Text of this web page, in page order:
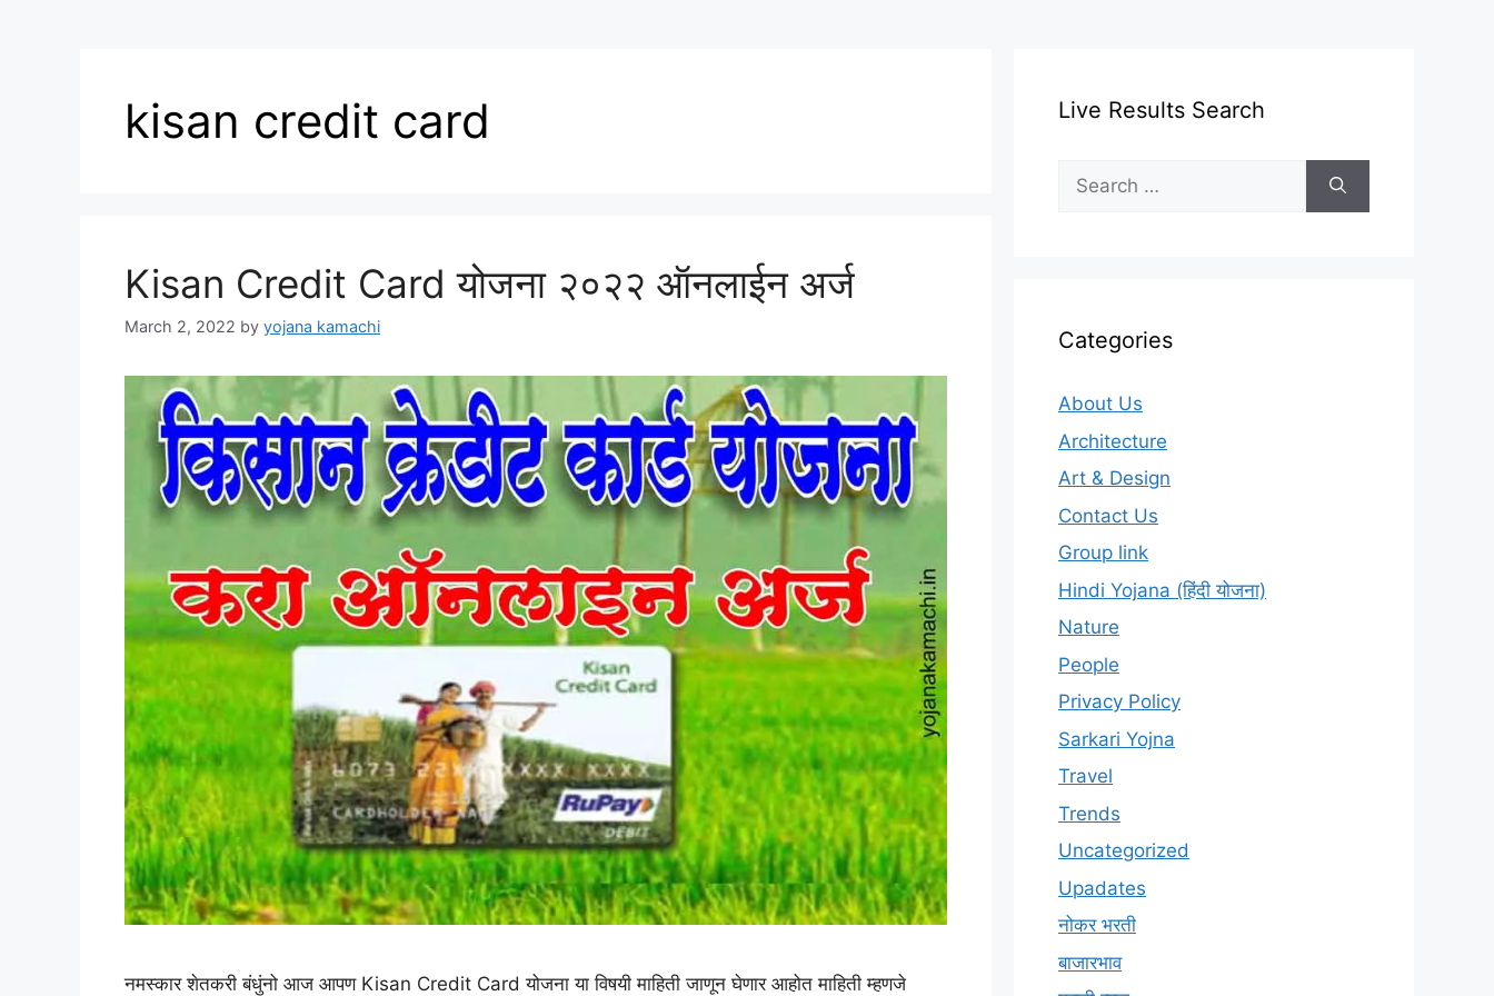
kisan credit card
Kisan Credit Card योजना २०२२ ऑनलाईन अर्ज
March 2, 2022 by yojana kamachi
नमस्कार शेतकरी बंधुंनो आज आपण Kisan Credit Card योजना या विषयी माहिती जाणून घेणार आहोत माहिती म्हणजे
Live Results Search
Search
for:
Categories
About Us
Architecture
Art & Design
Contact Us
Group link
Hindi Yojana (हिंदी योजना)
Nature
People
Privacy Policy
Sarkari Yojna
Travel
Trends
Uncategorized
Upadates
नोकर भरती
बाजारभाव